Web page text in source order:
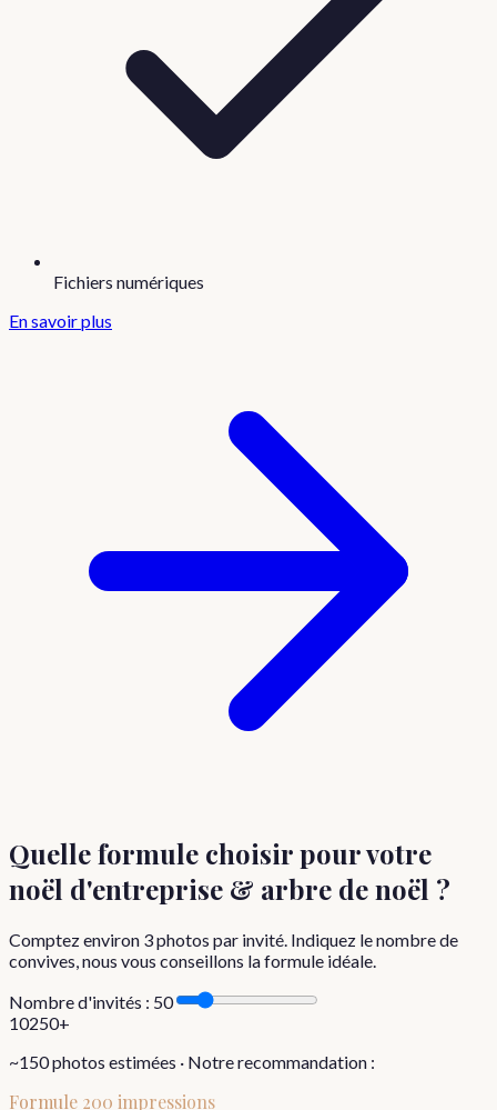
Fichiers numériques
En savoir plus
Quelle formule choisirpour votre
noël d'entreprise & arbre de noël ?
Comptez environ 3photos par invité. Indiquez le nombre de
convives, nous vous conseillons la formule idéale.
Nombre d'invités : 50
10250+
~150photos estimées · Notre recommandation :
Formule 200 impressions